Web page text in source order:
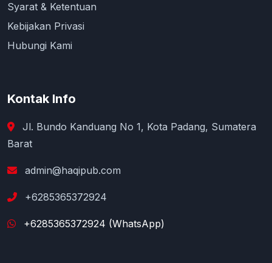
Syarat & Ketentuan
Kebijakan Privasi
Hubungi Kami
Kontak Info
Jl. Bundo Kanduang No 1, Kota Padang, Sumatera
Barat
admin@haqipub.com
+6285365372924
+6285365372924 (WhatsApp)